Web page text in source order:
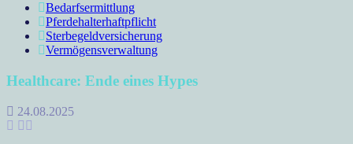
Bedarfsermittlung
Pferdehalterhaftpflicht
Sterbegeldversicherung
Vermögensverwaltung
Healthcare: Ende eines Hypes
24.08.2025